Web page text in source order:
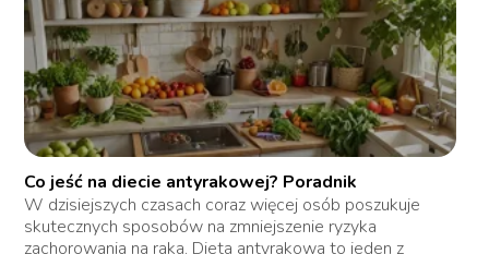
Co jeść na diecie antyrakowej? Poradnik
W dzisiejszych czasach coraz więcej osób poszukuje
skutecznych sposobów na zmniejszenie ryzyka
zachorowania na raka. Dieta antyrakowa to jeden z